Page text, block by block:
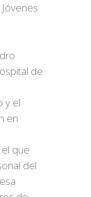
de
y el
en
que
del